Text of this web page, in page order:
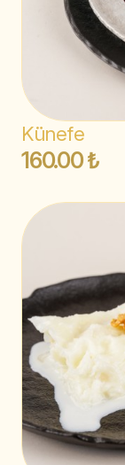
Künefe
160.00 ₺